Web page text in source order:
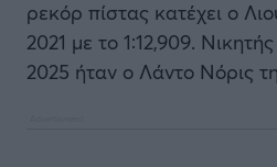
ρεκόρ πίστας κατέχει ο
2021 με το 1:12,909.
2025 ήταν ο Λάντο Νόρις